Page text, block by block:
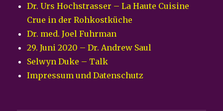
Dr. Urs Hochstrasser – La Haute Cuisine
Crue in der Rohkostküche
Dr. med. Joel Fuhrman
29. Juni 2020 – Dr. Andrew Saul
Selwyn Duke – Talk
Impressum und Datenschutz